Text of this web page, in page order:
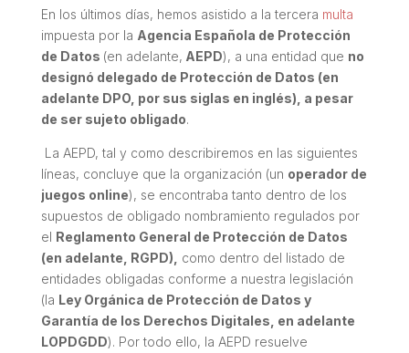
En los últimos días, hemos asistido a la tercera multa
impuesta por la Agencia Española de Protección
de Datos (en adelante, AEPD), a una entidad que no
designó delegado de Protección de Datos (en
adelante DPO, por sus siglas en inglés), a pesar
de ser sujeto obligado.
La AEPD, tal y como describiremos en las siguientes
líneas, concluye que la organización (un operador de
juegos online), se encontraba tanto dentro de los
supuestos de obligado nombramiento regulados por
el Reglamento General de Protección de Datos
(en adelante, RGPD),
como dentro del listado de
entidades obligadas conforme a nuestra legislación
(la Ley Orgánica de Protección de Datos y
Garantía de los Derechos Digitales, en adelante
LOPDGDD). Por todo ello, la AEPD resuelve